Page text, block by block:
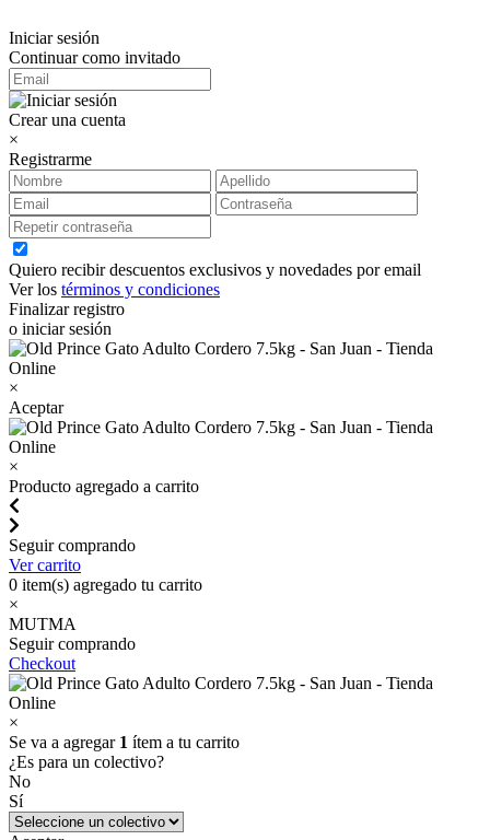
Iniciar sesión
Continuar como invitado
Crear una cuenta
×
Registrarme
Quiero recibir descuentos exclusivos y novedades por email
Ver los términos y condiciones
Finalizar registro
o iniciar sesión
×
Aceptar
×
Producto agregado a carrito
Seguir comprando
Ver carrito
0 item(s) agregado tu carrito
×
MUTMA
Seguir comprando
Checkout
×
Se va a agregar 1 ítem a tu carrito
¿Es para un colectivo?
No
Sí